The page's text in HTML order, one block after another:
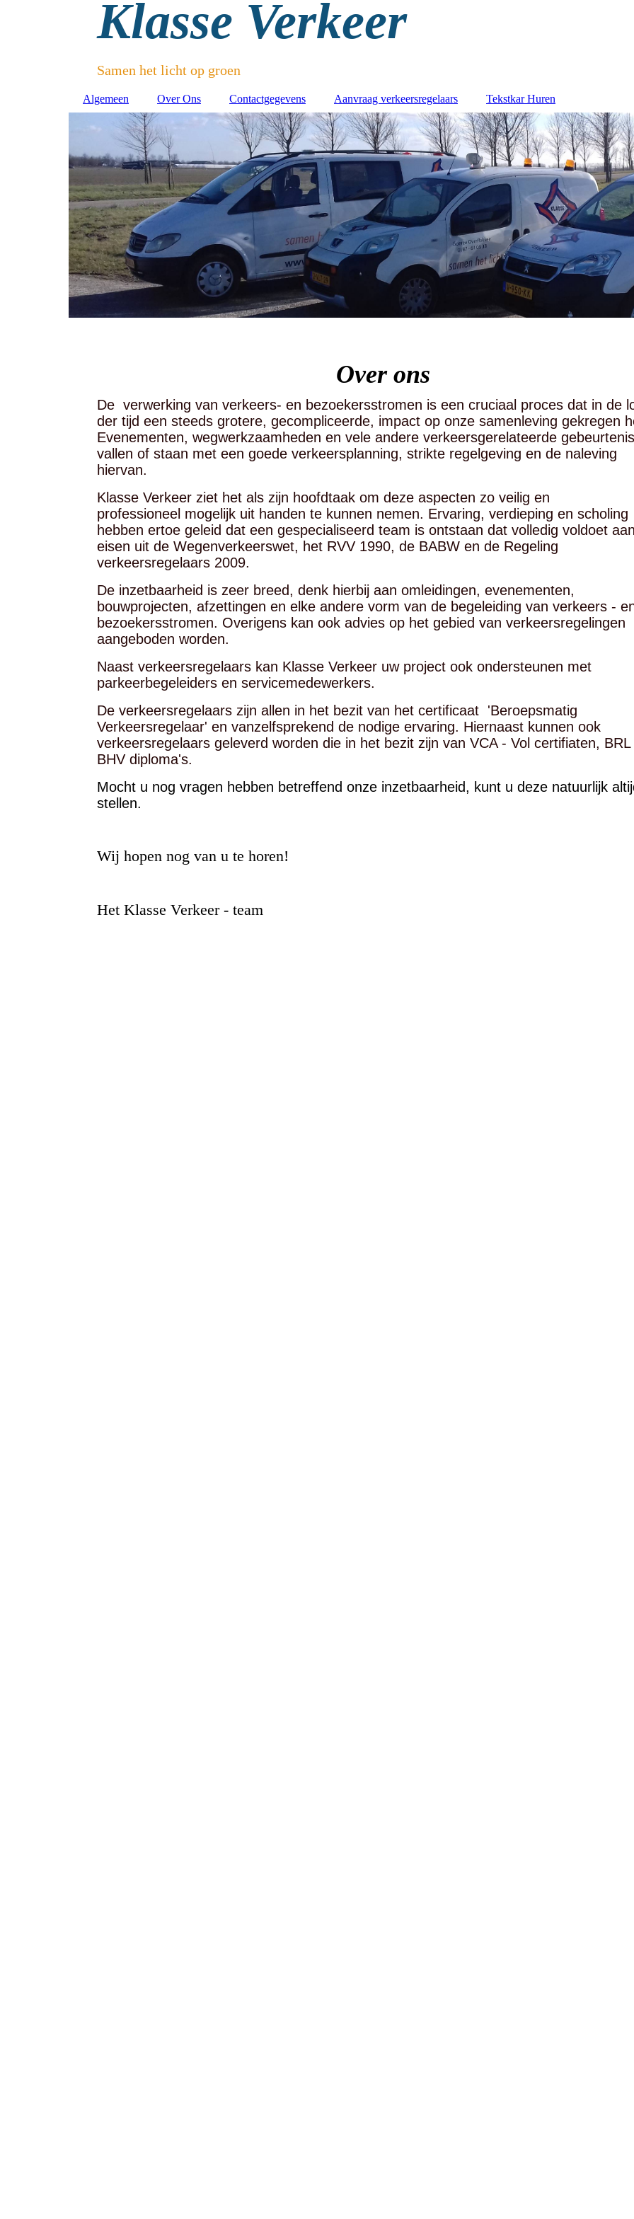
Klasse Verkeer
Samen het licht op groen
Algemeen Over Ons Contactgegevens Aanvraag verkeersregelaars Tekstkar Huren
Over ons
De verwerking van verkeers- en bezoekersstromen is een cruciaal proces dat in de
der tijd een steeds grotere, gecompliceerde, impact op onze samenleving gekregen
Evenementen, wegwerkzaamheden en vele andere verkeersgerelateerde
vallen of staan met een goede verkeersplanning, strikte regelgeving en de naleving
hiervan.
Klasse Verkeer ziet het als zijn hoofdtaak om deze aspecten zo veilig en
professioneel mogelijk uit handen te kunnen nemen. Ervaring, verdieping en scholing
hebben ertoe geleid dat een gespecialiseerd team is ontstaan dat volledig voldoet
eisen uit de Wegenverkeerswet, het RVV 1990, de BABW en de Regeling
verkeersregelaars 2009.
De inzetbaarheid is zeer breed, denk hierbij aan omleidingen, evenementen,
bouwprojecten, afzettingen en elke andere vorm van de begeleiding van verkeers -
bezoekersstromen. Overigens kan ook advies op het gebied van verkeersregelingen
aangeboden worden.
Naast verkeersregelaars kan Klasse Verkeer uw project ook ondersteunen met
parkeerbegeleiders en servicemedewerkers.
De verkeersregelaars zijn allen in het bezit van het certificaat 'Beroepsmatig
Verkeersregelaar' en vanzelfsprekend de nodige ervaring. Hiernaast kunnen ook
verkeersregelaars geleverd worden die in het bezit zijn van VCA - Vol certifiaten, BRL
BHV diploma's.
Mocht u nog vragen hebben betreffend onze inzetbaarheid, kunt u deze natuurlijk
stellen.
Wij hopen nog van u te horen!
Het Klasse Verkeer - team